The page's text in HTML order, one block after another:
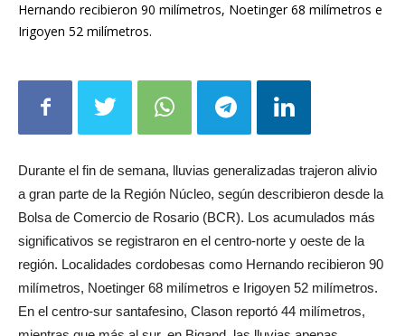
Hernando recibieron 90 milímetros, Noetinger 68 milímetros e
Irigoyen 52 milímetros.
Durante el fin de semana, lluvias generalizadas trajeron alivio
a gran parte de la Región Núcleo, según describieron desde la
Bolsa de Comercio de Rosario (BCR). Los acumulados más
significativos se registraron en el centro-norte y oeste de la
región. Localidades cordobesas como Hernando recibieron 90
milímetros, Noetinger 68 milímetros e Irigoyen 52 milímetros.
En el centro-sur santafesino, Clason reportó 44 milímetros,